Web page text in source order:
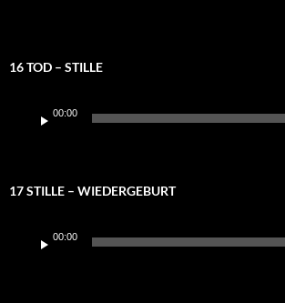
16 TOD – STILLE
Player
00:00
17 STILLE – WIEDERGEBURT
Player
00:00